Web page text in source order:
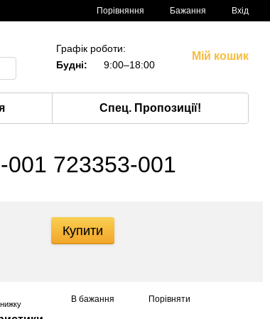
Порівняння Бажання Вхід
Графік роботи:
Будні:
9:00–18:00
Мій кошик
Спец. Пропозиції!
001 723353-001
Купити
В бажання Порівняти